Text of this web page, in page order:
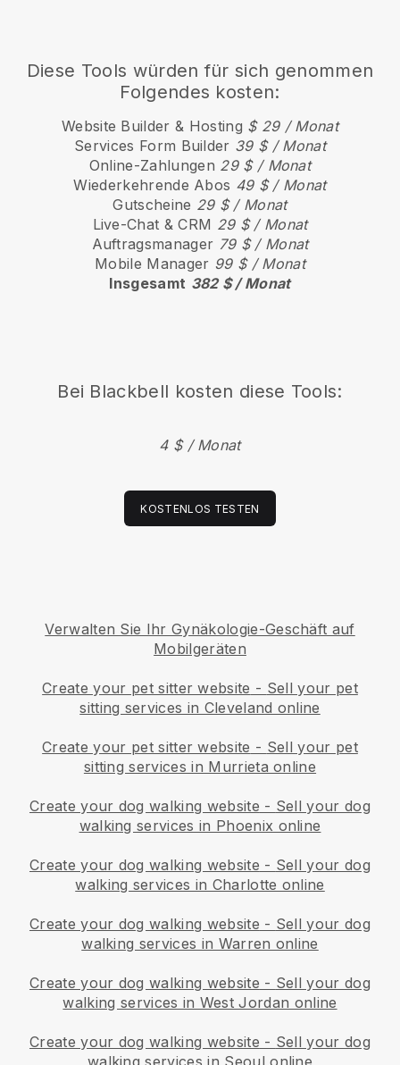
Diese Tools würden für sich genommen
Folgendes kosten:
Website Builder & Hosting $ 29 / Monat
Services Form Builder 39 $ / Monat
Online-Zahlungen 29 $ / Monat
Wiederkehrende Abos 49 $ / Monat
Gutscheine 29 $ / Monat
Live-Chat & CRM 29 $ / Monat
Auftragsmanager 79 $ / Monat
Mobile Manager 99 $ / Monat
Insgesamt 382 $ / Monat
Bei Blackbell kosten diese Tools:
4 $ / Monat
KOSTENLOS TESTEN
Verwalten Sie Ihr Gynäkologie-Geschäft auf
Mobilgeräten
Create your pet sitter website - Sell your pet
sitting services in Cleveland online
Create your pet sitter website - Sell your pet
sitting services in Murrieta online
Create your dog walking website - Sell your dog
walking services in Phoenix online
Create your dog walking website - Sell your dog
walking services in Charlotte online
Create your dog walking website - Sell your dog
walking services in Warren online
Create your dog walking website - Sell your dog
walking services in West Jordan online
Create your dog walking website - Sell your dog